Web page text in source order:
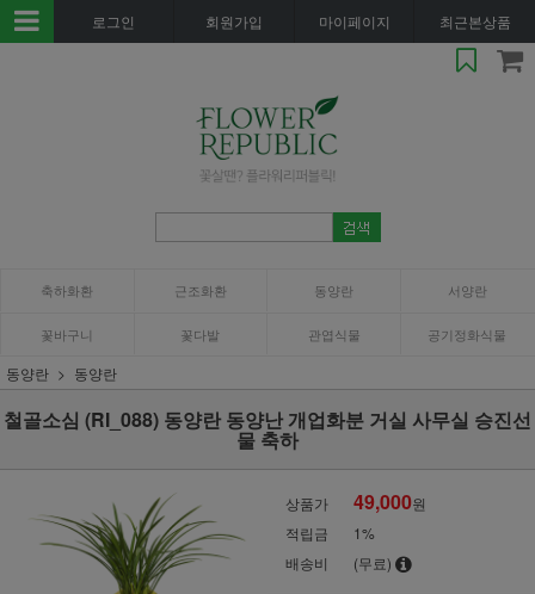
로그인 회원가입 마이페이지 최근본상품
축하화환 근조화환 동양란 서양란
꽃바구니 꽃다발 관엽식물 공기정화식물
동양란 동양란
철골소심 (RI_088) 동양란 동양난 개업화분 거실 사무실 승진선
물 축하
상품가 49,000원
적립금
1%
배송비
(무료)